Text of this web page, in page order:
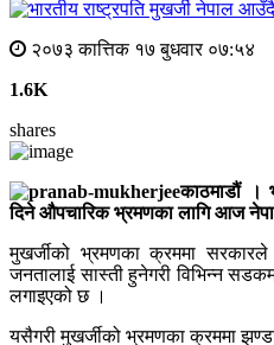
२०७३ कात्तिक १७ बुधवार ०७:५४
1.6K
shares
काठमाडौं ।
दिने औपचारिक भ्रमणका लागि आज
मुखर्जीको भ्रमणका क्रममा
जनतालाई सास्ती हुनेगरी विभिन्न
लगाइएको छ ।
यसैगरी मुखर्जीको भ्रमणका क्रममा